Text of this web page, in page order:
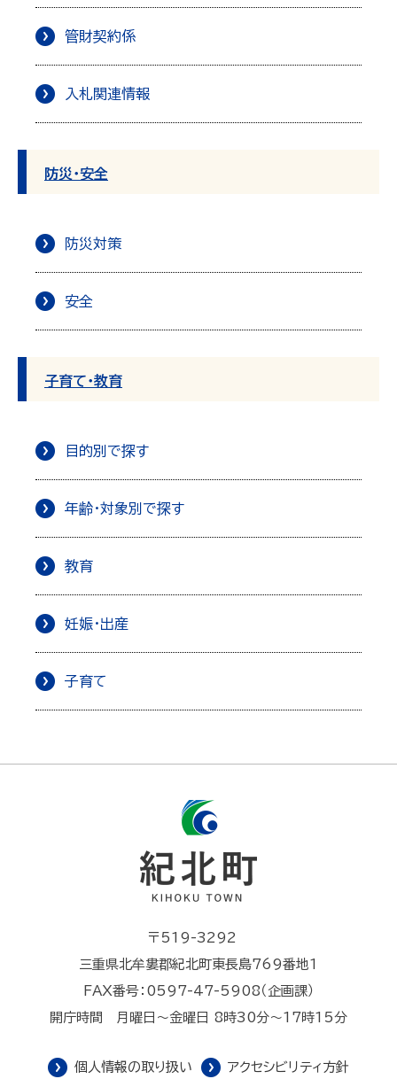
管財契約係
入札関連情報
防災・安全
防災対策
安全
子育て・教育
目的別で探す
年齢・対象別で探す
教育
妊娠・出産
子育て
〒519-3292
三重県北牟婁郡紀北町東長島769番地1
FAX番号：0597-47-5908（企画課）
開庁時間 月曜日～金曜日 8時30分～17時15分
個人情報の取り扱い アクセシビリティ方針